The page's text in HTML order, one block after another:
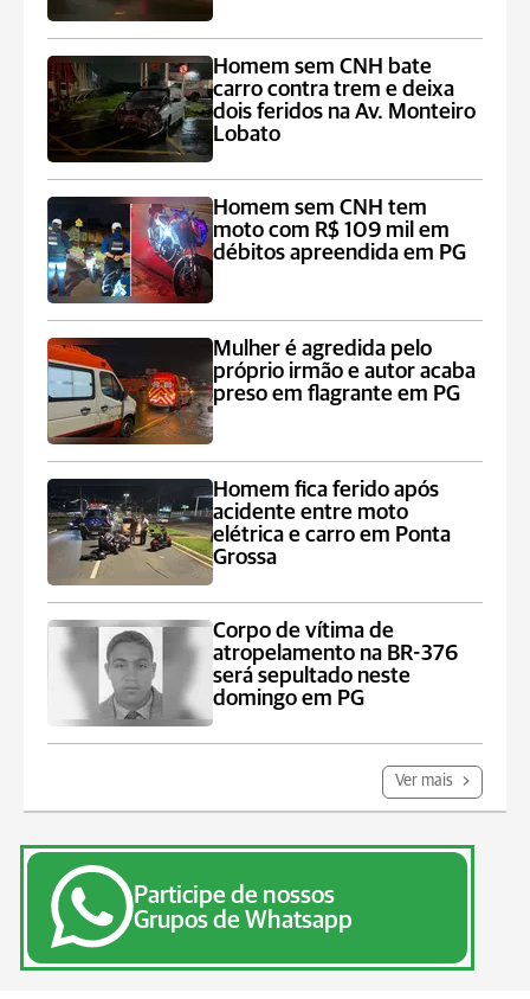
Homem sem CNH bate
carro contra trem e deixa
dois feridos na Av. Monteiro
Lobato
Homem sem CNH tem
moto com R$ 109 mil em
débitos apreendida em PG
Mulher é agredida pelo
próprio irmão e autor acaba
preso em flagrante em PG
Homem fica ferido após
acidente entre moto
elétrica e carro em Ponta
Grossa
Corpo de vítima de
atropelamento na BR-376
será sepultado neste
domingo em PG
Ver mais
Participe de nossos
Grupos de Whatsapp